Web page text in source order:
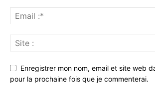
Enregistrer mon nom, email et site web
pour la prochaine fois que je commenterai.